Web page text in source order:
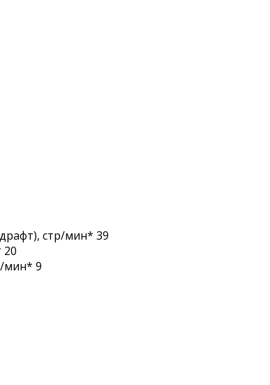
стр/мин* 39
20
мин* 9